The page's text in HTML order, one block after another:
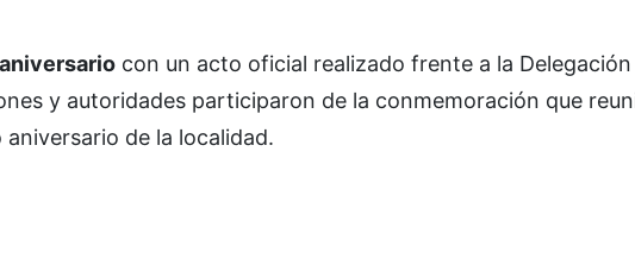
aniversario con un acto oficial realizado frente a la
y autoridades participaron de la conmemoración que
de la localidad.